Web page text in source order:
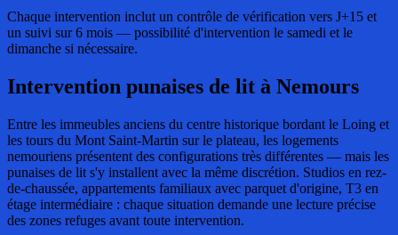
Chaque intervention inclut un contrôle de vérification vers J+15 et
un suivi sur 6 mois — possibilité d'intervention le samedi et le
dimanche si nécessaire.
Intervention punaises de lit à Nemours
Entre les immeubles anciens du centre historique bordant le Loing et
les tours du Mont Saint-Martin sur le plateau, les logements
nemouriens présentent des configurations très différentes — mais les
punaises de lit s'y installent avec la même discrétion. Studios en rez-
de-chaussée, appartements familiaux avec parquet d'origine, T3 en
étage intermédiaire : chaque situation demande une lecture précise
des zones refuges avant toute intervention.